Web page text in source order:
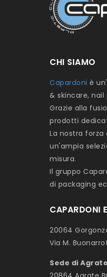
CHI SIAMO
Capardoni è
& skincare,
Grazie alla
prodotti
La nostra
un'ampia
misura.
Il gruppo
di packaging
CAPARDONI
20064
Via M.
Sede di Agrate